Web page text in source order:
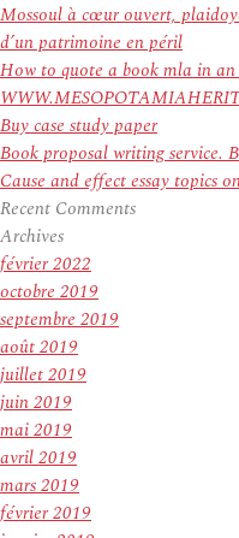
:Mossoul à cœur ouvert,
d’un patrimoine en péril
How to quote a book mla in
Buy case study paper
Book proposal writing service.
Cause and effect essay topics
Recent Comments
Archives
février 2022
octobre 2019
septembre 2019
août 2019
juillet 2019
juin 2019
mai 2019
avril 2019
mars 2019
février 2019